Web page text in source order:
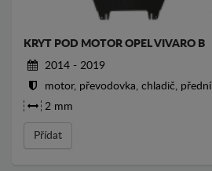
KRYT POD MOTOR OPEL VIVARO B
2014 - 2019
motor, převodovka, chladič,
2 mm
Přídat